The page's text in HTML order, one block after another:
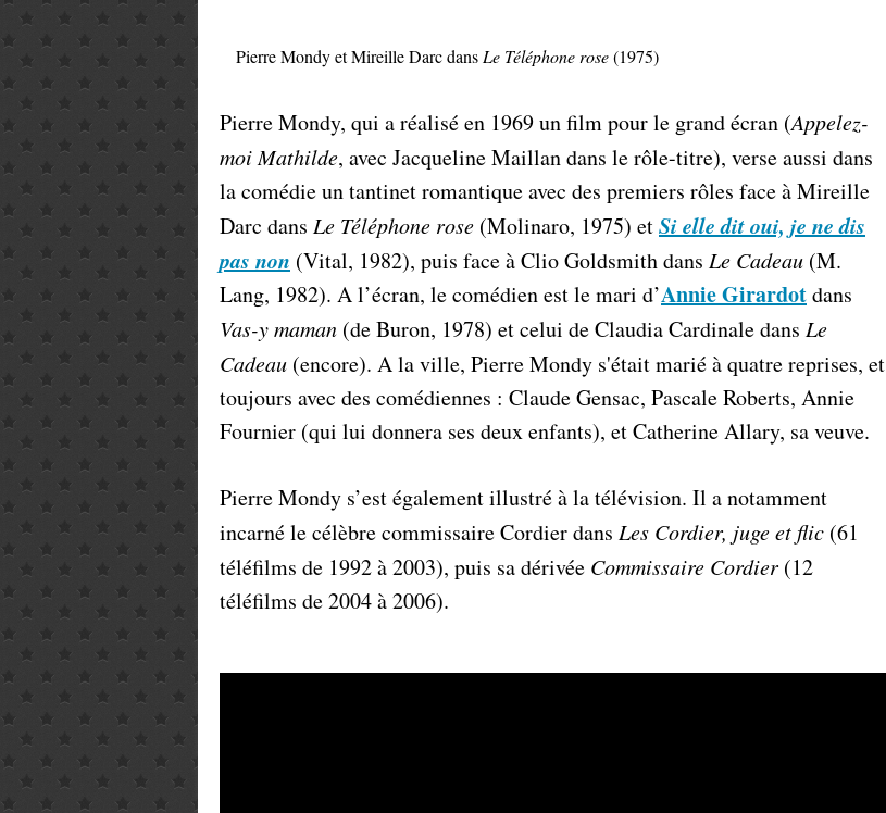
Pierre Mondy et Mireille Darc dans Le Téléphone rose(1975)
Pierre Mondy, qui a réalisé en 1969 un film pour le grand écran (Appelez-
moi Mathilde, avec Jacqueline Maillan dans le rôle-titre), verse aussi dans
la comédie un tantinet romantique avec des premiers rôles face à Mireille
Darc dans Le Téléphone rose (Molinaro, 1975) etSi elle dit oui, je ne dis
pas non (Vital, 1982), puis face à Clio Goldsmith dans Le Cadeau (M.
Lang, 1982). A l’écran, le comédien est le mari d’Annie Girardotdans
Vas-y maman (de Buron, 1978) et celui de Claudia Cardinale dans Le
Cadeau (encore). A la ville, Pierre Mondy s'était marié à quatre reprises, et
toujours avec des comédiennes : Claude Gensac, Pascale Roberts, Annie
Fournier (qui lui donnera ses deux enfants), et Catherine Allary, sa veuve.
Pierre Mondy s’est également illustré à la télévision. Il a notamment
incarné le célèbre commissaire Cordier dans Les Cordier, juge et flic (61
téléfilms de 1992 à 2003), puis sa dérivée Commissaire Cordier (12
téléfilms de 2004 à 2006).